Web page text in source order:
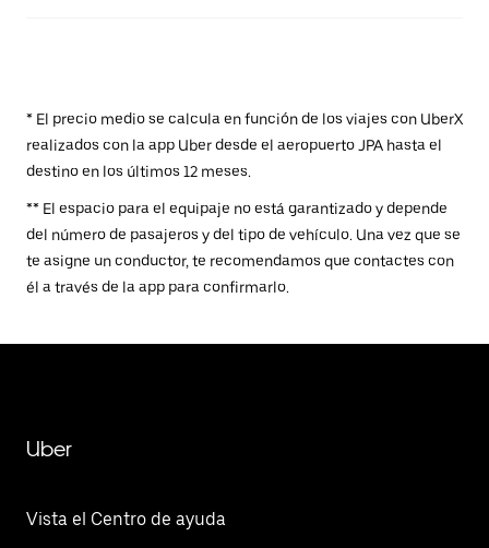
* El precio medio se calcula en función de los viajes con UberX
realizados con la app Uber desde el aeropuerto JPA hasta el
destino en los últimos 12 meses.
** El espacio para el equipaje no está garantizado y depende
del número de pasajeros y del tipo de vehículo. Una vez que se
te asigne un conductor, te recomendamos que contactes con
él a través de la app para confirmarlo.
Uber
Vista el Centro de ayuda